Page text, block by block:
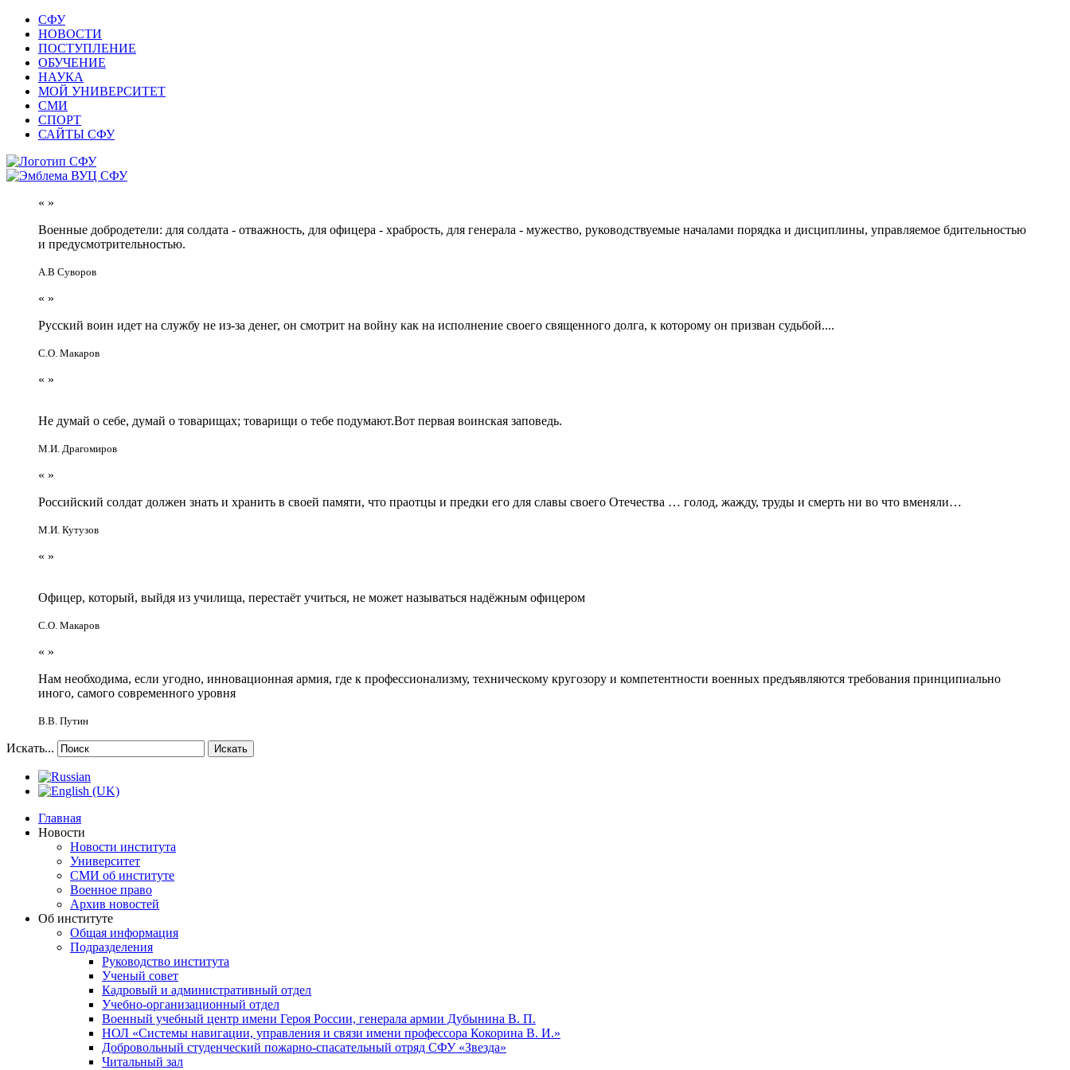
СФУ
НОВОСТИ
ПОСТУПЛЕНИЕ
ОБУЧЕНИЕ
НАУКА
МОЙ УНИВЕРСИТЕТ
СМИ
СПОРТ
САЙТЫ СФУ
« »
Военные добродетели: для солдата - отважность, для офицера - храбрость, для генерала - мужество, руководствуемые началами порядка и дисциплины, управляемое бдительностью
и предусмотрительностью.
А.В Суворов
« »
Русский воин идет на службу не из-за денег, он смотрит на войну как на исполнение своего священного долга, к которому он призван судьбой....
С.О. Макаров
« »
Не думай о себе, думай о товарищах; товарищи о тебе подумают.Вот первая воинская заповедь.
М.И. Драгомиров
« »
Российский солдат должен знать и хранить в своей памяти, что праотцы и предки его для славы своего Отечества … голод, жажду, труды и смерть ни во что вменяли…
М.И. Кутузов
« »
Офицер, который, выйдя из училища, перестаёт учиться, не может называться надёжным офицером
С.О. Макаров
« »
Нам необходима, если угодно, инновационная армия, где к профессионализму, техническому кругозору и компетентности военных предъявляются требования принципиально
иного, самого современного уровня
В.В. Путин
Искать... Искать
Главная
Новости
Новости института
Университет
СМИ об институте
Военное право
Архив новостей
Об институте
Общая информация
Подразделения
Руководство института
Ученый совет
Кадровый и административный отдел
Учебно-организационный отдел
Военный учебный центр имени Героя России, генерала армии Дубынина В. П.
НОЛ «Системы навигации, управления и связи имени профессора Кокорина В. И.»
Добровольный студенческий пожарно-спасательный отряд СФУ «Звезда»
Читальный зал